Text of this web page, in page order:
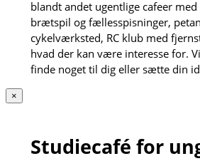
blandt andet ugentlige cafeer
brætspil og fællesspisninger,
cykelværksted, RC klub med
hvad der kan være interesse for.
finde noget til dig eller sætte din
×
Studiecafé for